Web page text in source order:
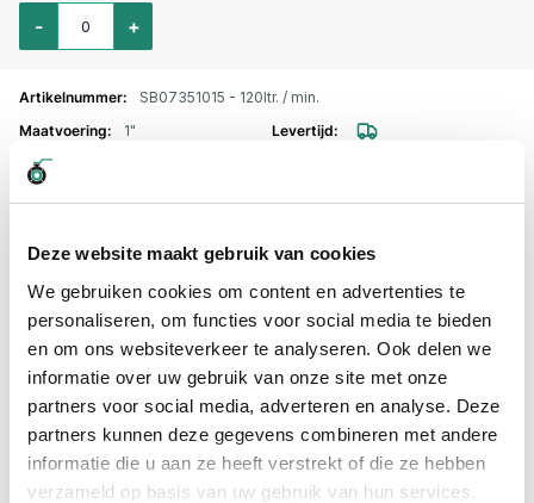
Deze website maakt gebruik van cookies
We gebruiken cookies om content en advertenties te
personaliseren, om functies voor social media te bieden
en om ons websiteverkeer te analyseren. Ook delen we
informatie over uw gebruik van onze site met onze
partners voor social media, adverteren en analyse. Deze
partners kunnen deze gegevens combineren met andere
informatie die u aan ze heeft verstrekt of die ze hebben
verzameld op basis van uw gebruik van hun services.
Aantal voor Automatisch afgifte pistool, type Piusi A80 1" / 80 ltr
+
-
SB07351015 - 120ltr. / min.
1"
Aantal voor Automatisch afgifte pistool, type Piusi A120 1" / 120 ltr
Professioneel advies
15.000 producten uit voorraad
Hoge klantbeoordelingen: 9/10
Snelle levering
Snel naar
Details